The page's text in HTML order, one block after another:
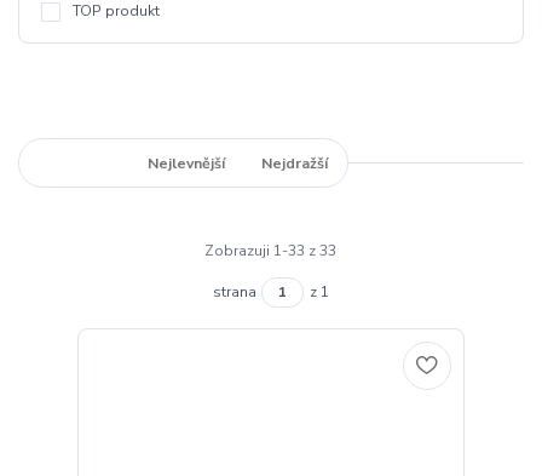
TOP produkt
Nejlevnější Nejdražší
Zobrazuji 1-33 z 33
strana z 1